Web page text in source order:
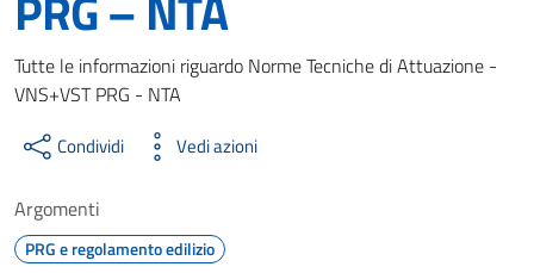
Dettagli del documento
Tutte le informazioni riguardo Norme Tecniche di Attuazione -
VNS+VST PRG - NTA
Condividi Vedi azioni
Argomenti
PRG e regolamento edilizio